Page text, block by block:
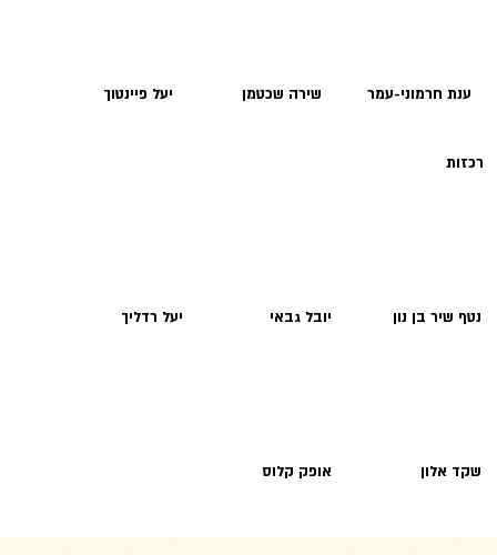
יעל פיינטוך שירה שכטמן ענת חרמוני-עמר
רכזות
יעל רדליך יובל גבאי נטף שיר בן נון
אופק קלוס שקד אלון